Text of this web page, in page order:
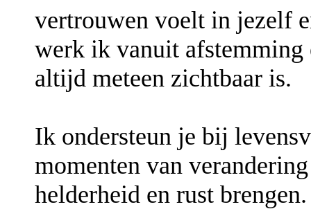
vertrouwen voelt in jezelf
werk ik vanuit
altijd meteen zichtbaar is.
Ik ondersteun je bij
momenten van
helderheid en rust brengen.